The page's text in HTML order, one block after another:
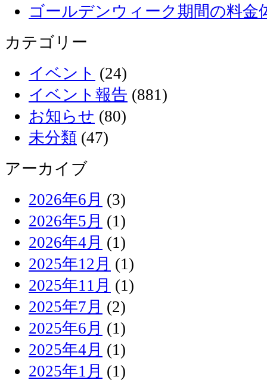
ゴールデンウィーク期間の料金
カテゴリー
イベント (24)
イベント報告 (881)
お知らせ (80)
未分類 (47)
アーカイブ
2026年6月 (3)
2026年5月 (1)
2026年4月 (1)
2025年12月 (1)
2025年11月 (1)
2025年7月 (2)
2025年6月 (1)
2025年4月 (1)
2025年1月 (1)